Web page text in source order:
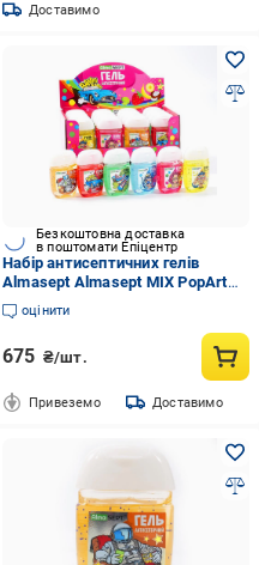
Доставимо
Безкоштовна доставка
в поштомати Епіцентр
Набір антисептичних гелів
Almasept Almasept MIX PopArt
(500084)
оцінити
675 ₴/шт.
Привеземо Доставимо